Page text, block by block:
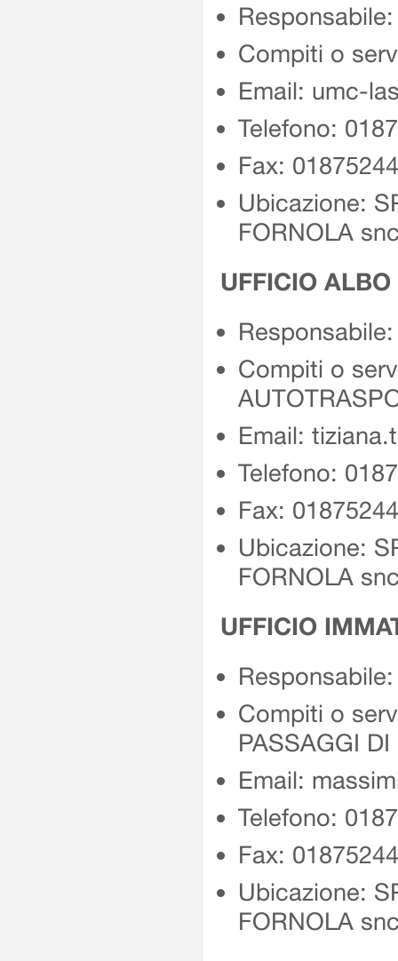
Compiti o
Email: umc-
Telefono:
Fax:
Ubicazione:
FORNOLA
UFFICIO
Compiti o
Email:
Telefono:
Fax:
Ubicazione:
FORNOLA
UFFICIO
Compiti o
PASSAGGI
Email:
Telefono:
Fax:
Ubicazione:
FORNOLA